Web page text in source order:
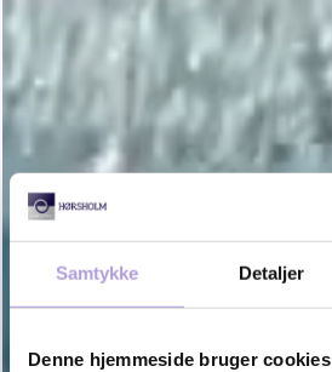
Samtykke Detaljer
Denne hjemmeside bruger cookies